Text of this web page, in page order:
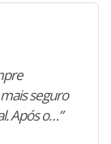
seguro
Após o…”